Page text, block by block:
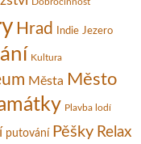
Hrad Indie Jezero
Kultura
Města Město
Plavba lodí
putování Pěšky Relax